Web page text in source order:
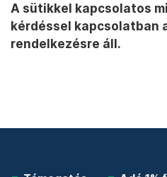
A sütikkel kapcsolatos
kérdéssel kapcsolatban
rendelkezésre áll.